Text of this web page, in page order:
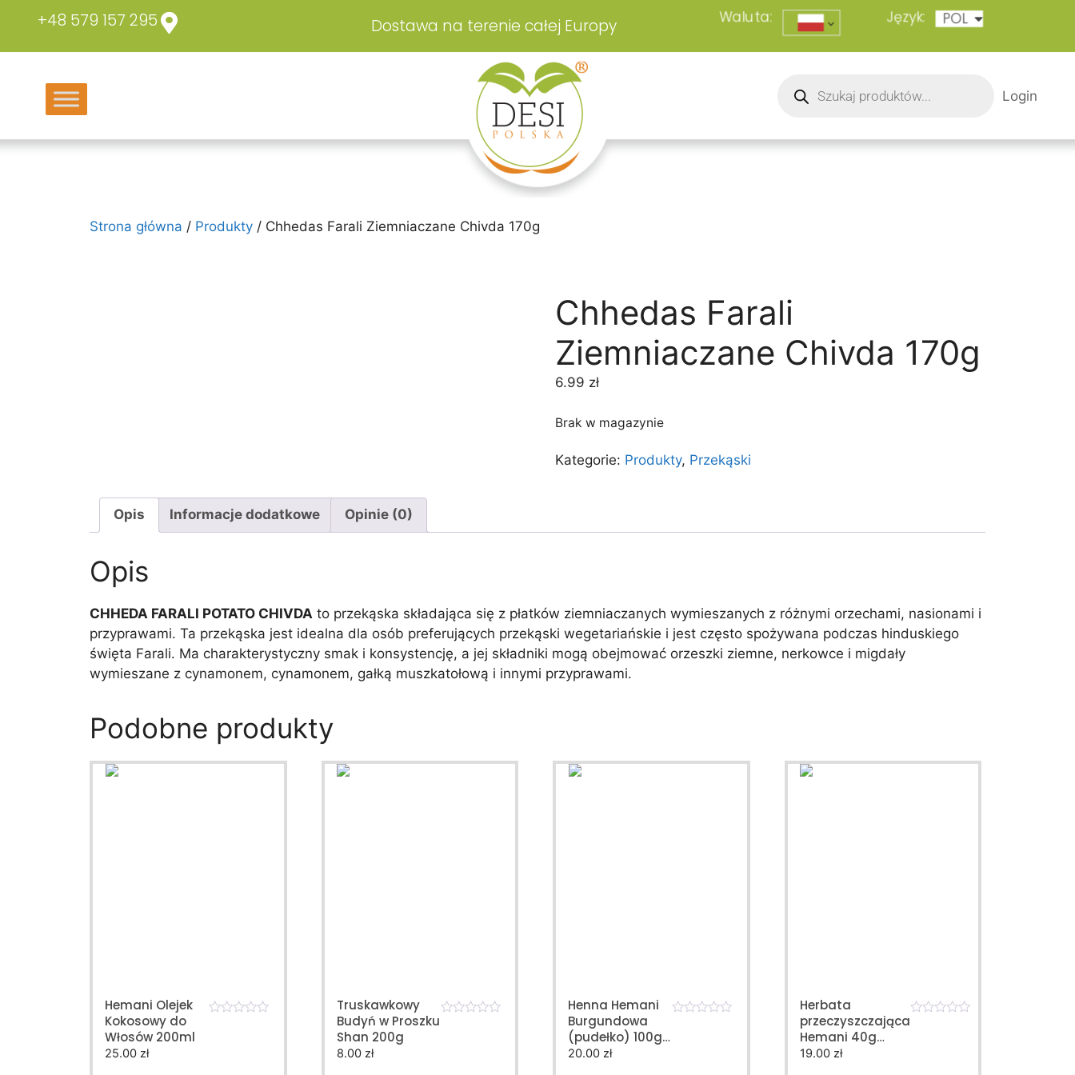
+48 579 157 295 Dostawa na terenie całej Europy Waluta: Język: POL
ENG
Login
Strona główna / Produkty / Chhedas Farali Ziemniaczane Chivda 170g
Chhedas Farali
Ziemniaczane Chivda 170g
6.99 zł
Brak w magazynie
Kategorie: Produkty, Przekąski
Opis Informacje dodatkowe Opinie (0)
Opis
CHHEDA FARALI POTATO CHIVDA to przekąska składająca się z płatków ziemniaczanych wymieszanych z różnymi orzechami, nasionami i
przyprawami. Ta przekąska jest idealna dla osób preferujących przekąski wegetariańskie i jest często spożywana podczas hinduskiego
święta Farali. Ma charakterystyczny smak i konsystencję, a jej składniki mogą obejmować orzeszki ziemne, nerkowce i migdały
wymieszane z cynamonem, cynamonem, gałką muszkatołową i innymi przyprawami.
Podobne produkty
Hemani Olejek
Kokosowy do
Włosów 200ml
25.00 zł
Truskawkowy
Budyń w Proszku
Shan 200g
8.00 zł
Henna Hemani
Burgundowa
(pudełko) 100g
NATURALNA
20.00 zł
Herbata
przeczyszczająca
Hemani 40g
PREMIUM
19.00 zł